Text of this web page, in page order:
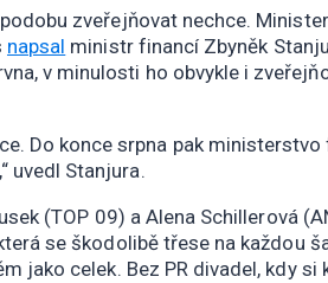
zveřejňovat nechce.
napsal ministr financí Zbyněk
v minulosti ho obvykle i
Do konce srpna pak
uvedl Stanjura.
(TOP 09) a Alena Schillerová
se škodolibě třese na každou
jako celek. Bez PR divadel, kdy si